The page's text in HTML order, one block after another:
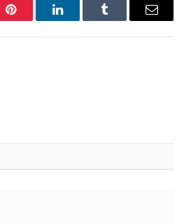
Pinterest LinkedInTumblr Email